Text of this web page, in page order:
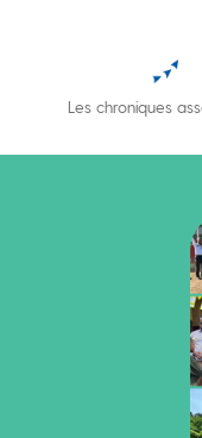
Les chroniques